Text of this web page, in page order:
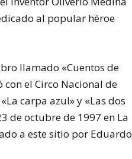
al popular héroe
llamado «Cuentos de
el Circo Nacional de
carpa azul» y «Las dos
de octubre de 1997 en La
a este sitio por Eduardo